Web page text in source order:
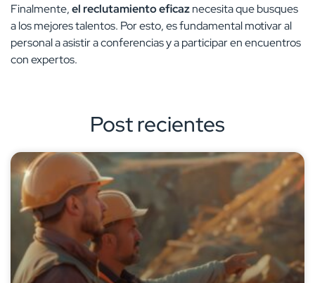
Finalmente,el reclutamiento eficaznecesita que busques
a los mejores talentos. Por esto, es fundamental motivar al
personal a asistir a conferencias y a participar en encuentros
con expertos.
Post recientes